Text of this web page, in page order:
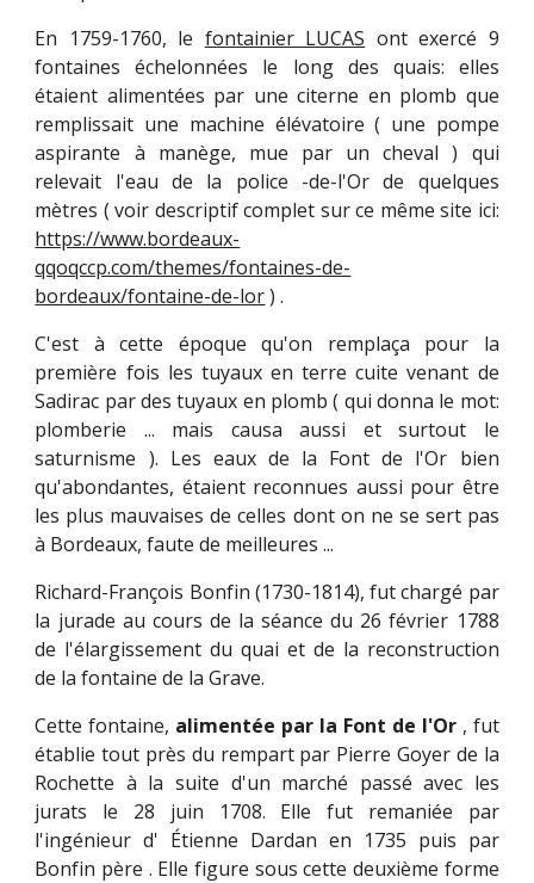
En 1759-1760, le fontainier LUCAS ont exercé 9
fontaines échelonnées le long des quais: elles
étaient alimentées par une citerne en plomb que
remplissait une machine élévatoire ( une pompe
aspirante à manège, mue par un cheval ) qui
relevait l'eau de la police -de-l'Or de quelques
mètres ( voir descriptif complet sur ce même site ici:
https://www.bordeaux-
qqoqccp.com/themes/fontaines-de-
bordeaux/fontaine-de-lor) .
C'est à cette époque qu'on remplaça pour la
première fois les tuyaux en terre cuite venant de
Sadirac par des tuyaux en plomb ( qui donna le mot:
plomberie ... mais causa aussi et surtout le
saturnisme ). Les eaux de la Font de l'Or bien
qu'abondantes, étaient reconnues aussi pour être
les plus mauvaises de celles dont on ne se sert pas
à Bordeaux, faute de meilleures ...
Richard-François Bonfin (1730-1814), fut chargé par
la jurade au cours de la séance du 26 février 1788
de l'élargissement du quai et de la reconstruction
de la fontaine de la Grave.
Cette fontaine, alimentée par la Font de l'Or , fut
établie tout près du rempart par Pierre Goyer de la
Rochette à la suite d'un marché passé avec les
jurats le 28 juin 1708. Elle fut remaniée par
l'ingénieur d' Étienne Dardan en 1735 puis par
Bonfin père . Elle figure sous cette deuxième forme